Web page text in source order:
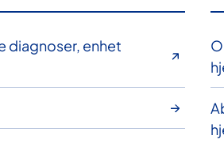
diagnoser, enhet